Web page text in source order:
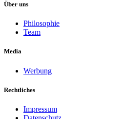
Über uns
Philosophie
Team
Media
Werbung
Rechtliches
Impressum